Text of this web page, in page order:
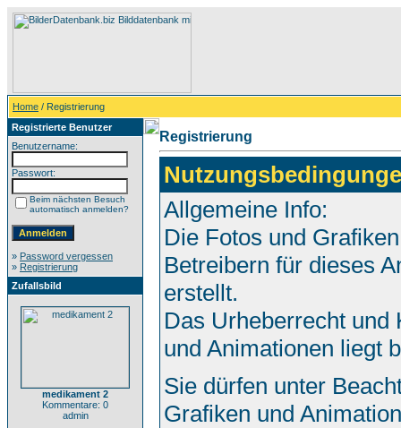
Home / Registrierung
Registrierte Benutzer
Benutzername:
Passwort:
Beim nächsten Besuch
automatisch anmelden?
» Password vergessen
» Registrierung
Zufallsbild
medikament 2
Kommentare: 0
admin
Registrierung
Allgemeine Info:
Die Fotos und
Betreibern für dieses
erstellt.
Das Urheberrecht und
und Animationen liegt
Sie dürfen unter
Grafiken und